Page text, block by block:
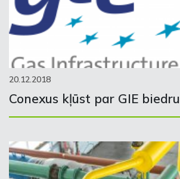
20.12.2018
Conexus kļūst par GIE biedru